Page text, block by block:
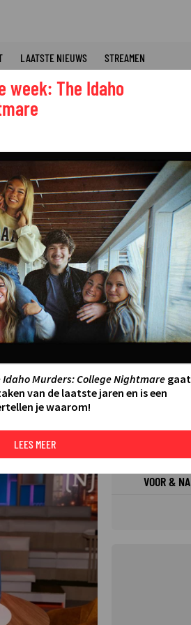
LAATSTE NIEUWS STREAMEN
FILMS
DE
VOOR &
week: The Idaho
Idaho Murders: College Nightmaregaat
van de laatste jaren en is een
je waarom!
LEES MEER